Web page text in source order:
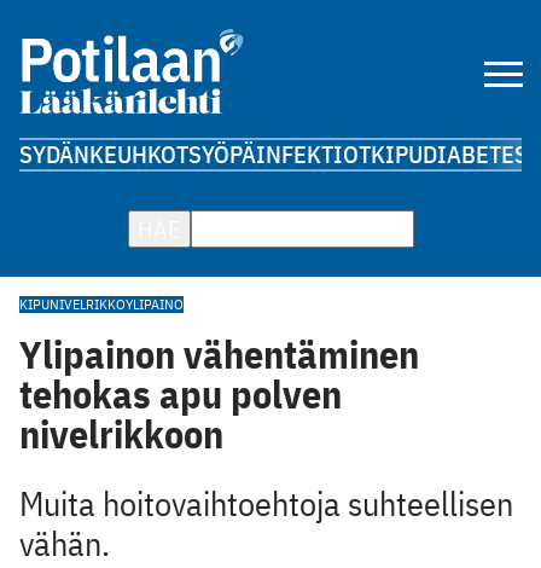
SYDÄNKEUHKOTSYÖPÄINFEKTIOTKIPUDIABETES
KIPUNIVELRIKKOYLIPAINO
Ylipainon vähentäminen
tehokas apu polven
nivelrikkoon
Muita hoitovaihtoehtoja suhteellisen
vähän.